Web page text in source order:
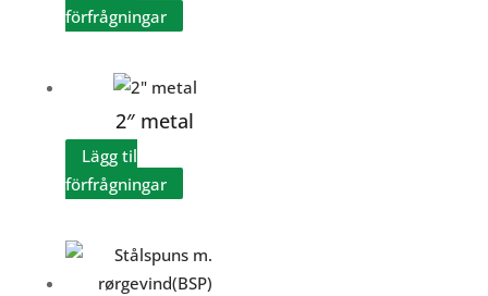
förfrågningar
2″ metal
Lägg til
förfrågningar